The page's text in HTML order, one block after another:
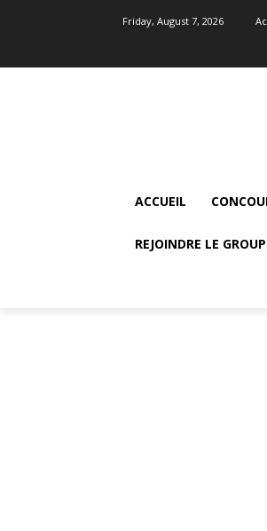
Friday, August 7, 2026
ACCUEIL
REJOINDRE LE